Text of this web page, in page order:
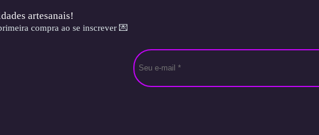
artesanais!
compra ao se inscrever 💌